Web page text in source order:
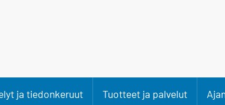
ja tiedonkeruut Tuotteet ja palvelut